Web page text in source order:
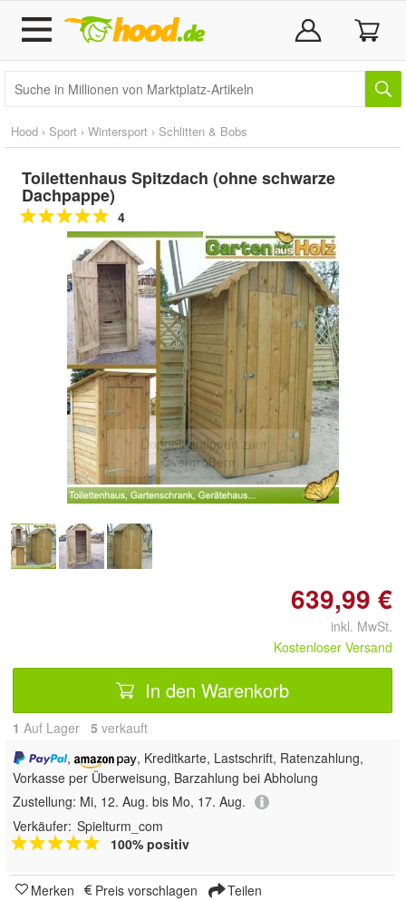
Hood › Sport › Wintersport › Schlitten & Bobs
Toilettenhaus Spitzdach (ohne schwarze
Dachpappe)
4
Doppelt antippen zum
vergrößern
639,99 €
inkl. MwSt.
Kostenloser Versand
In den Warenkorb
1 Auf Lager 5 verkauft
,
, Kreditkarte, Lastschrift, Ratenzahlung,
Vorkasse per Überweisung, Barzahlung bei Abholung
Zustellung: Mi, 12. Aug. bis Mo, 17. Aug.
Verkäufer: Spielturm_com
100% positiv
Merken Preis vorschlagen Teilen